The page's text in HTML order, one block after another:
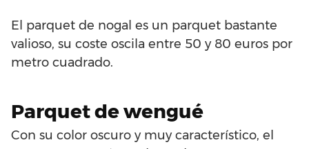
El parquet de nogal es un parquet bastante
valioso, su coste oscila entre 50 y 80 euros por
metro cuadrado.
Parquet de wengué
Con su color oscuro y muy característico, el